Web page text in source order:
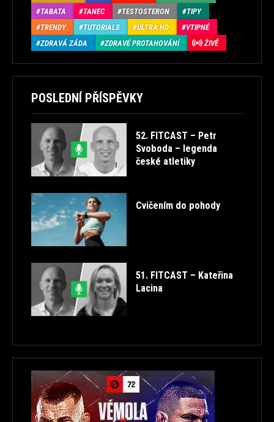
TABATA
TANEC TESTOSTERON
TIPY
TRENDY
TUTORIALS ULTRA HD
VTIPNÉ
ZDRAVÁ ZÁDA
ZDRAVÉ PROTAHOVÁNÍ ŽIVĚ
POSLEDNÍ PŘÍSPĚVKY
52. FITCAST – Petr
Svoboda – legenda
české atletiky
Cvičením do pohody
51. FITCAST – Kateřina
Lacina